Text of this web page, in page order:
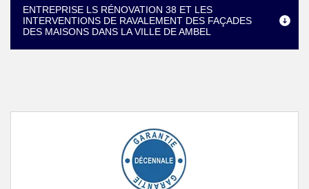
ENTREPRISE LS RÉNOVATION 38 ET LES
INTERVENTIONS DE RAVALEMENT DES FAÇADES
DES MAISONS DANS LA VILLE DE AMBEL